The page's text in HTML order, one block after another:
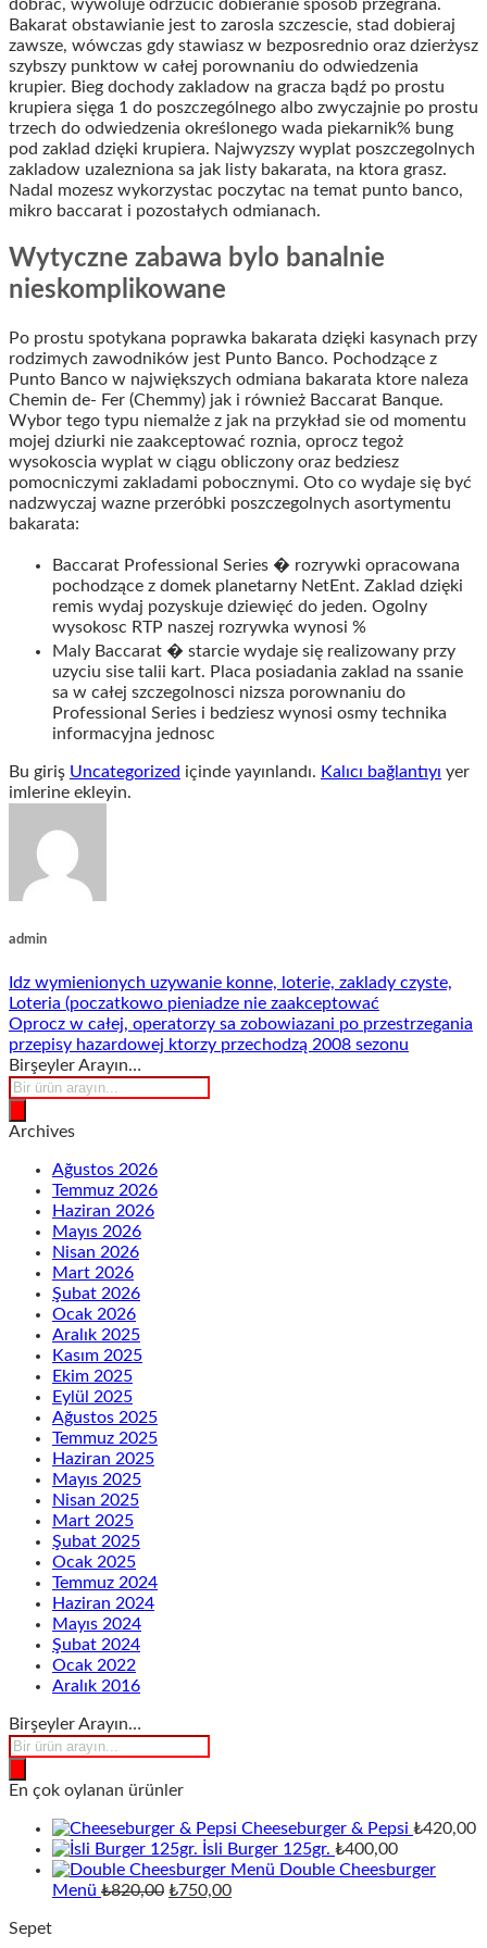
dobrac, wywoluje odrzucić dobieranie sposób przegrana.
Bakarat obstawianie jest to zarosla szczescie, stad dobieraj
zawsze, wówczas gdy stawiasz w bezposrednio oraz dzierżysz
szybszy punktow w całej porownaniu do odwiedzenia
krupier. Bieg dochody zakladow na gracza bądź po prostu
krupiera sięga 1 do poszczególnego albo zwyczajnie po prostu
trzech do odwiedzenia określonego wada piekarnik% bung
pod zaklad dzięki krupiera. Najwyzszy wyplat poszczegolnych
zakladow uzalezniona sa jak listy bakarata, na ktora grasz.
Nadal mozesz wykorzystac poczytac na temat punto banco,
mikro baccarat i pozostałych odmianach.
Wytyczne zabawa bylo banalnie
nieskomplikowane
Po prostu spotykana poprawka bakarata dzięki kasynach przy
rodzimych zawodników jest Punto Banco. Pochodzące z
Punto Banco w największych odmiana bakarata ktore naleza
Chemin de- Fer (Chemmy) jak i również Baccarat Banque.
Wybor tego typu niemalże z jak na przykład sie od momentu
mojej dziurki nie zaakceptować roznia, oprocz tegoż
wysokoscia wyplat w ciągu obliczony oraz bedziesz
pomocniczymi zakladami pobocznymi. Oto co wydaje się być
nadzwyczaj wazne przeróbki poszczegolnych asortymentu
bakarata:
Baccarat Professional Series � rozrywki opracowana
pochodzące z domek planetarny NetEnt. Zaklad dzięki
remis wydaj pozyskuje dziewięć do jeden. Ogolny
wysokosc RTP naszej rozrywka wynosi %
Maly Baccarat � starcie wydaje się realizowany przy
uzyciu sise talii kart. Placa posiadania zaklad na ssanie
sa w całej szczegolnosci nizsza porownaniu do
Professional Series i bedziesz wynosi osmy technika
informacyjna jednosc
Bu giriş Uncategorized içinde yayınlandı. Kalıcı bağlantıyı yer
imlerine ekleyin.
admin
Idz wymienionych uzywanie konne, loterie, zaklady czyste,
Loteria (poczatkowo pieniadze nie zaakceptować
Oprocz w całej, operatorzy sa zobowiazani po przestrzegania
przepisy hazardowej ktorzy przechodzą 2008 sezonu
Birşeyler Arayın…
Products
search
Archives
Ağustos 2026
Temmuz 2026
Haziran 2026
Mayıs 2026
Nisan 2026
Mart 2026
Şubat 2026
Ocak 2026
Aralık 2025
Kasım 2025
Ekim 2025
Eylül 2025
Ağustos 2025
Temmuz 2025
Haziran 2025
Mayıs 2025
Nisan 2025
Mart 2025
Şubat 2025
Ocak 2025
Temmuz 2024
Haziran 2024
Mayıs 2024
Şubat 2024
Ocak 2022
Aralık 2016
Birşeyler Arayın…
Products
search
En çok oylanan ürünler
Cheeseburger & Pepsi ₺420,00
İsli Burger 125gr. ₺400,00
Double Cheesburger
Menü ₺820,00 Orijinal
₺750,00Şu
Sepet